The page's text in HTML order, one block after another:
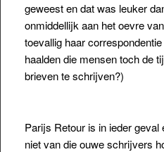
geweest en dat was leuker
onmiddellijk aan het oevre
toevallig haar
haalden die mensen toch de
brieven te schrijven?)
Parijs Retour is in ieder geval
niet van die ouwe schrijvers